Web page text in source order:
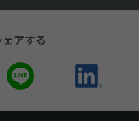
アする